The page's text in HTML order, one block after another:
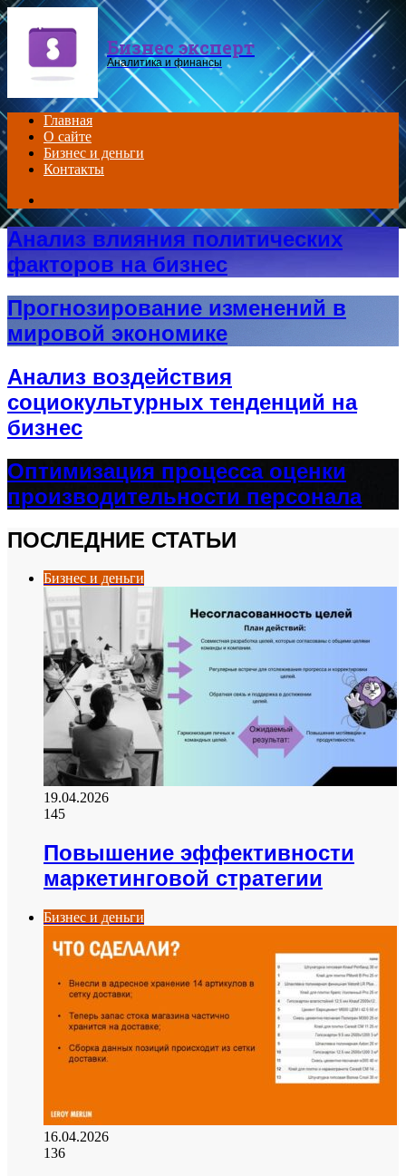
Menu
Бизнес эксперт
Аналитика и финансы
Главная
О сайте
Бизнес и деньги
Контакты
Анализ влияния политических
факторов на бизнес
Прогнозирование изменений в
мировой экономике
Анализ воздействия
социокультурных тенденций на
бизнес
Оптимизация процесса оценки
производительности персонала
ПОСЛЕДНИЕ СТАТЬИ
Бизнес и деньги
19.04.2026
145
Повышение эффективности
маркетинговой стратегии
Бизнес и деньги
16.04.2026
136